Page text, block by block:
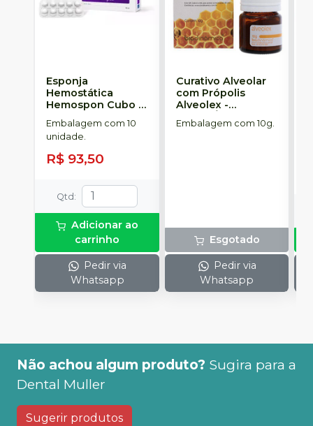
Esponja
Hemostática
Hemospon Cubo -
10 unidades
MAQUIRA
Embalagem com 10
unidade.
R$ 93,50
Qtd :
Adicionar ao
carrinho
Pedir via
Whatsapp
Curativo Alveolar
com Própolis
Alveolex-
BIODINÂMICA
Embalagem com 10g.
Esgotado
Pedir via
Whatsapp
Não achou algum produto? Sugira para a
Dental Muller
Sugerir produtos